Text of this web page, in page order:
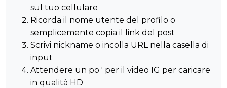
sul tuo cellulare
Ricorda il nome utente del profilo o
semplicemente copia il link del post
Scrivi nickname o incolla URL nella casella di
input
Attendere un po ' per il video IG per caricare
in qualità HD